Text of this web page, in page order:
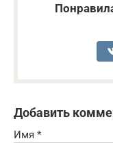
Добавить
Имя *